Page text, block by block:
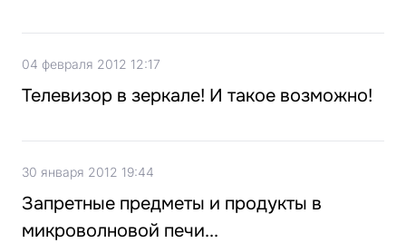
04 февраля 2012 12:17
Телевизор в зеркале! И такое возможно!
30 января 2012 19:44
Запретные предметы и продукты в
микроволновой печи...